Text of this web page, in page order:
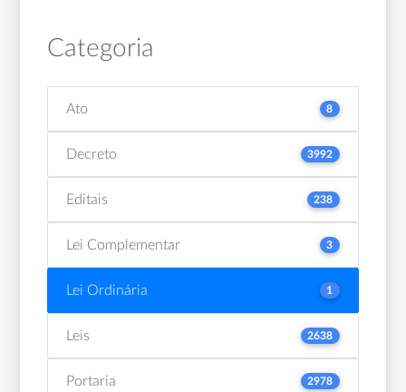
Categoria
Ato 8
Decreto 3992
Editais 238
Lei Complementar 3
Lei Ordinária 1
Leis 2638
Portaria 2978